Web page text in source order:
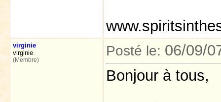
virginie
virginie
(Membre)
Posté le: 06/09/
Bonjour à tous,